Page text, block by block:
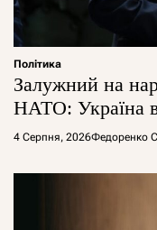
Політика
Залужний на
НАТО: Україна
4 Серпня, 2026Федоренко